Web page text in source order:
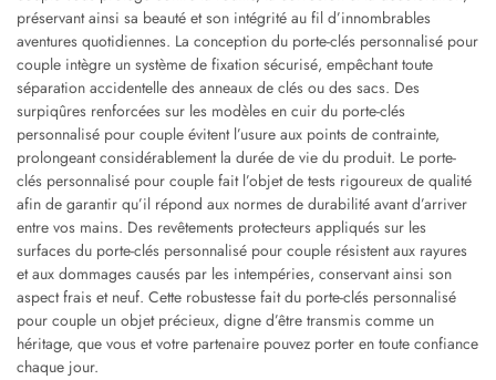
préservant ainsi sa beauté et son intégrité au fil d’innombrables
aventures quotidiennes. La conception du porte-clés personnalisé pour
couple intègre un système de fixation sécurisé, empêchant toute
séparation accidentelle des anneaux de clés ou des sacs. Des
surpiqûres renforcées sur les modèles en cuir du porte-clés
personnalisé pour couple évitent l’usure aux points de contrainte,
prolongeant considérablement la durée de vie du produit. Le porte-
clés personnalisé pour couple fait l’objet de tests rigoureux de qualité
afin de garantir qu’il répond aux normes de durabilité avant d’arriver
entre vos mains. Des revêtements protecteurs appliqués sur les
surfaces du porte-clés personnalisé pour couple résistent aux rayures
et aux dommages causés par les intempéries, conservant ainsi son
aspect frais et neuf. Cette robustesse fait du porte-clés personnalisé
pour couple un objet précieux, digne d’être transmis comme un
héritage, que vous et votre partenaire pouvez porter en toute confiance
chaque jour.